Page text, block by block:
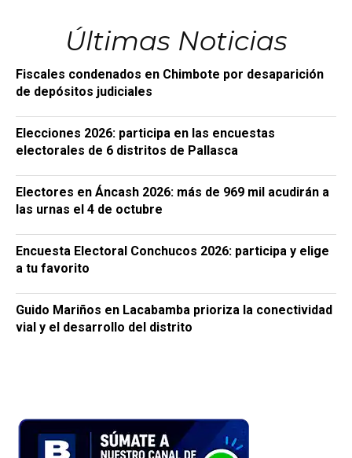
Últimas Noticias
Fiscales condenados en Chimbote por desaparición
de depósitos judiciales
Elecciones 2026: participa en las encuestas
electorales de 6 distritos de Pallasca
Electores en Áncash 2026: más de 969 mil acudirán a
las urnas el 4 de octubre
Encuesta Electoral Conchucos 2026: participa y elige
a tu favorito
Guido Mariños en Lacabamba prioriza la conectividad
vial y el desarrollo del distrito